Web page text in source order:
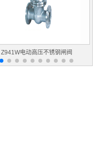
Z941W电动高压不锈钢闸阀